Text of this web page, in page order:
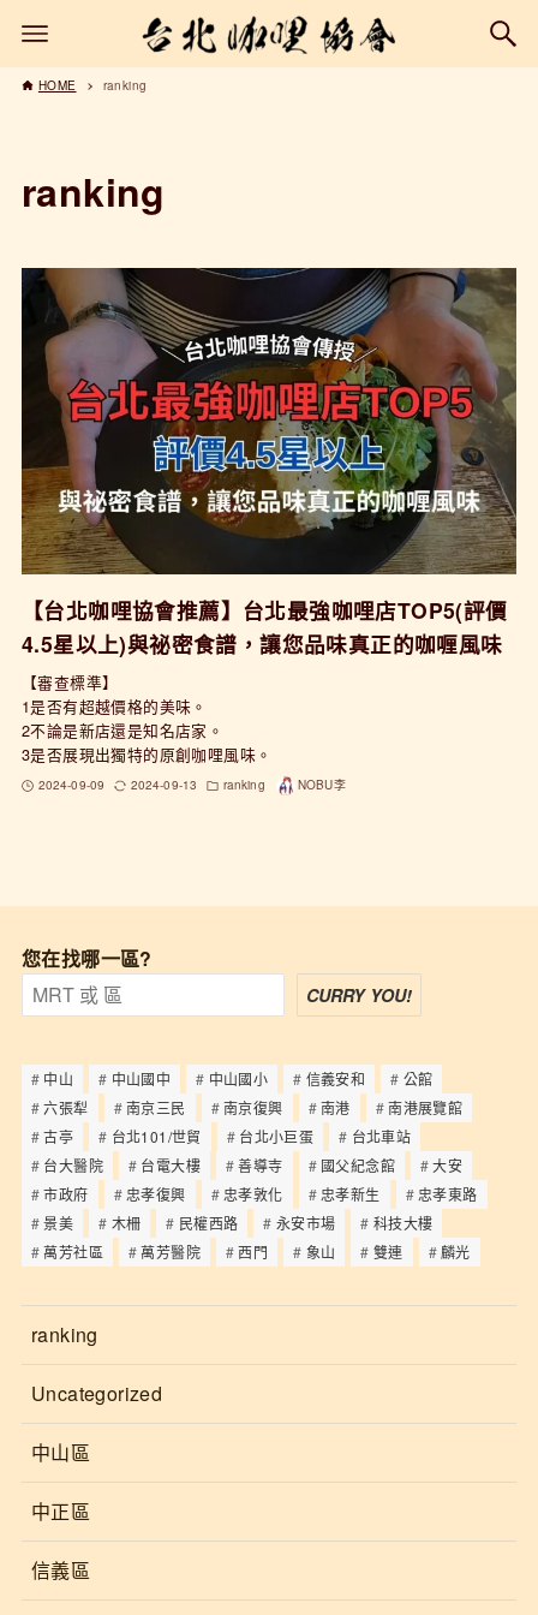
HOME ranking
ranking
【台北咖哩協會推薦】台北最強咖哩店TOP5(評價
4.5星以上)與祕密食譜，讓您品味真正的咖喱風味
【審查標準】
1是否有超越價格的美味。
2不論是新店還是知名店家。
3是否展現出獨特的原創咖哩風味。
2024-09-09 2024-09-13 ranking NOBU李
您在找哪一區?
CURRY YOU!
中山 中山國中 中山國小 信義安和
公館
六張犁
南京三民 南京復興 南港
南港展覽館
古亭
台北101/世貿 台北小巨蛋
台北車站
台大醫院
台電大樓 善導寺 國父紀念館
大安
市政府
忠孝復興 忠孝敦化 忠孝新生
忠孝東路
景美
木柵 民權西路 永安市場
科技大樓
萬芳社區
萬芳醫院 西門 象山 雙連 麟光
ranking
Uncategorized
中山區
中正區
信義區